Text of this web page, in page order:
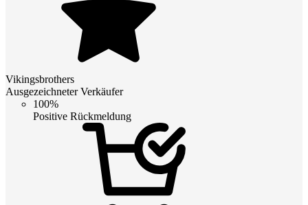
Vikingsbrothers
Ausgezeichneter Verkäufer
100%
Positive Rückmeldung